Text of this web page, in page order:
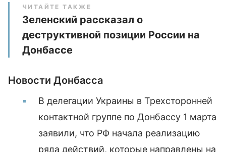
ЧИТАЙТЕ ТАКЖЕ
Зеленский рассказал о
деструктивной позиции России на
Донбассе
Новости Донбасса
В делегации Украины в Трехсторонней
контактной группе по Донбассу 1 марта
заявили, что РФ начала реализацию
ряда действий, которые направлены на